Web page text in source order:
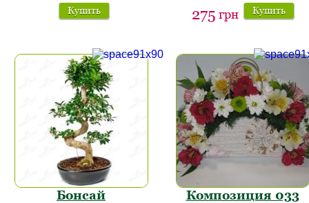
Купить 275 грн Купить
Бонсай Композиция 033